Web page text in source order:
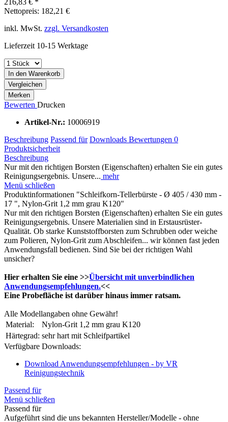
Nettopreis: 182,21 €
inkl. MwSt. zzgl. Versandkosten
Lieferzeit 10-15 Werktage
In den Warenkorb
Vergleichen
Merken
Bewerten Drucken
Artikel-Nr.: 10006919
Beschreibung Passend für Downloads Bewertungen 0
Produktsicherheit
Beschreibung
Nur mit den richtigen Borsten (Eigenschaften) erhalten Sie ein gutes
Reinigungsergebnis. Unsere... mehr
Menü schließen
Produktinformationen "Schleifkorn-Tellerbürste - Ø 405 / 430 mm -
17 ", Nylon-Grit 1,2 mm grau K120"
Nur mit den richtigen Borsten (Eigenschaften) erhalten Sie ein gutes
Reinigungsergebnis. Unsere Materialien sind in Erstausrüster-
Qualität. Ob starke Kunststoffborsten zum Schrubben oder weiche
zum Polieren, Nylon-Grit zum Abschleifen... wir können fast jeden
Anwendungsfall bedienen. Sind Sie bei der richtigen Wahl
unsicher?
Hier erhalten Sie eine >>Übersicht mit unverbindlichen
Anwendungsempfehlungen.<<
Eine Probefläche ist darüber hinaus immer ratsam.
Alle Modellangaben ohne Gewähr!
Material:
Nylon-Grit 1,2 mm grau K120
Härtegrad: sehr hart mit Schleifpartikel
Verfügbare Downloads:
Download Anwendungsempfehlungen - by VR
Reinigungstechnik
Passend für
Menü schließen
Passend für
Aufgeführt sind die uns bekannten Hersteller/Modelle - ohne